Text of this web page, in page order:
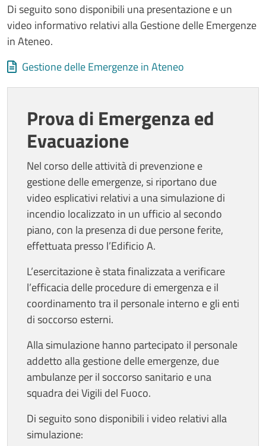
Di seguito sono disponibili una presentazione e un
video informativo relativi alla Gestione delle Emergenze
in Ateneo.
Allegati
Document
Gestione delle Emergenze in Ateneo
Prova di Emergenza ed
Evacuazione
Nel corso delle attività di prevenzione e
gestione delle emergenze, si riportano due
video esplicativi relativi a una simulazione di
incendio localizzato in un ufficio al secondo
piano, con la presenza di due persone ferite,
effettuata presso l’Edificio A.
L’esercitazione è stata finalizzata a verificare
l’efficacia delle procedure di emergenza e il
coordinamento tra il personale interno e gli enti
di soccorso esterni.
Alla simulazione hanno partecipato il personale
addetto alla gestione delle emergenze, due
ambulanze per il soccorso sanitario e una
squadra dei Vigili del Fuoco.
Di seguito sono disponibili i video relativi alla
simulazione: